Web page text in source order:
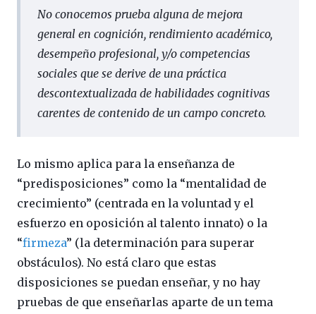
No conocemos prueba alguna de mejora
general en cognición, rendimiento académico,
desempeño profesional, y/o competencias
sociales que se derive de una práctica
descontextualizada de habilidades cognitivas
carentes de contenido de un campo concreto.
Lo mismo aplica para la enseñanza de
“predisposiciones” como la “mentalidad de
crecimiento” (centrada en la voluntad y el
esfuerzo en oposición al talento innato) o la
“firmeza” (la determinación para superar
obstáculos). No está claro que estas
disposiciones se puedan enseñar, y no hay
pruebas de que enseñarlas aparte de un tema